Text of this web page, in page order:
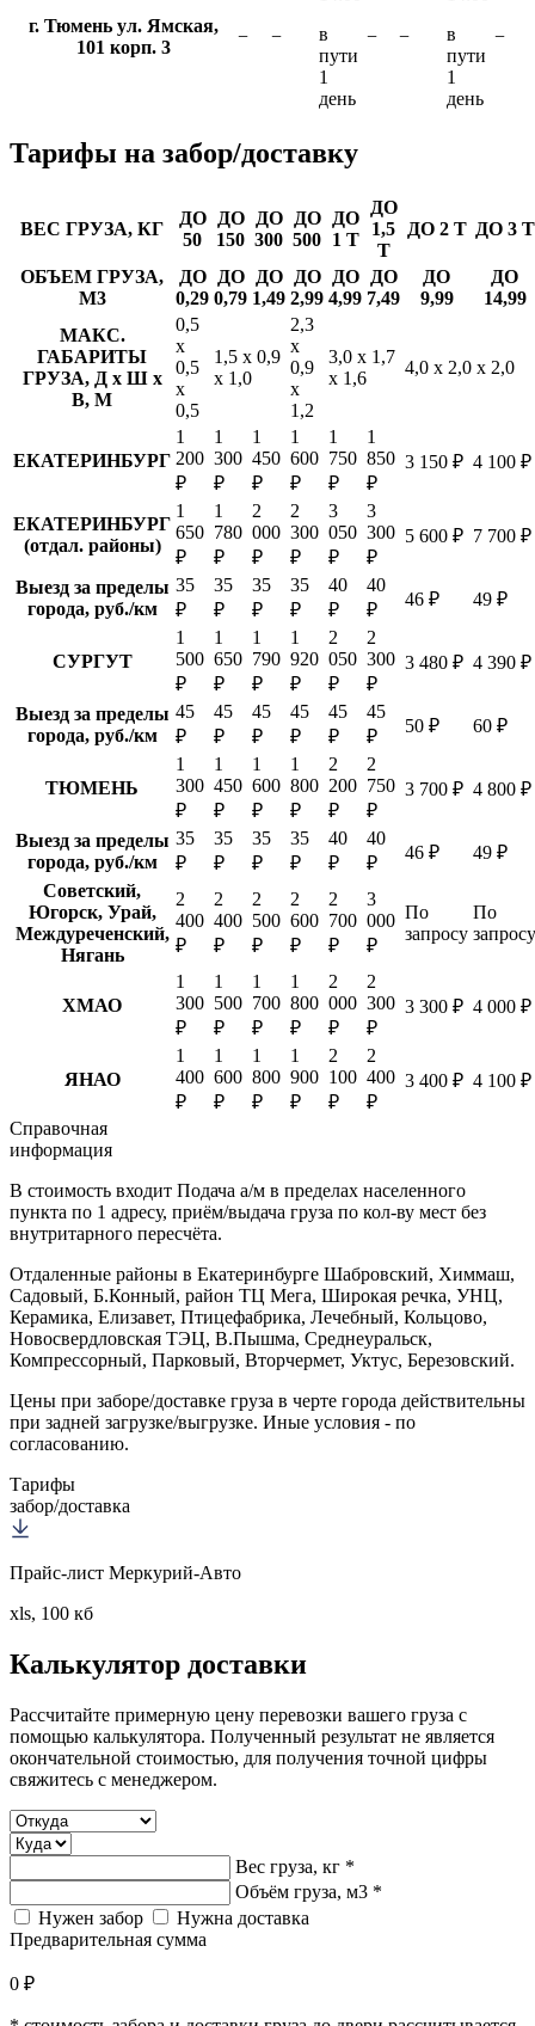
г. Тюмень ул. Ямская,
101 корп. 3
− −
в
пути
1
день
− −
в
пути
1
день
−
Тарифы на забор/доставку
ВЕС ГРУЗА, КГ
ДО
50
ДО
150
ДО
300
ДО
500
ДО
1 Т
ДО
1,5
Т
ДО 2 Т ДО 3 Т
ОБЪЕМ ГРУЗА,
М3
ДО
0,29
ДО
0,79
ДО
1,49
ДО
2,99
ДО
4,99
ДО
7,49
ДО
9,99
ДО
14,99
МАКС.
ГАБАРИТЫ
ГРУЗА, Д х Ш х
В, М
0,5
х
0,5
х
0,5
1,5 х 0,9
х 1,0
2,3
х
0,9
х
1,2
3,0 х 1,7
х 1,6
4,0 х 2,0 х 2,0
ЕКАТЕРИНБУРГ
1
200
₽
1
300
₽
1
450
₽
1
600
₽
1
750
₽
1
850
₽
3 150 ₽ 4 100 ₽
ЕКАТЕРИНБУРГ
(отдал. районы)
1
650
₽
1
780
₽
2
000
₽
2
300
₽
3
050
₽
3
300
₽
5 600 ₽ 7 700 ₽
Выезд за пределы
города, руб./км
35
₽
35
₽
35
₽
35
₽
40
₽
40
₽
46 ₽ 49 ₽
СУРГУТ
1
500
₽
1
650
₽
1
790
₽
1
920
₽
2
050
₽
2
300
₽
3 480 ₽ 4 390 ₽
Выезд за пределы
города, руб./км
45
₽
45
₽
45
₽
45
₽
45
₽
45
₽
50 ₽ 60 ₽
ТЮМЕНЬ
1
300
₽
1
450
₽
1
600
₽
1
800
₽
2
200
₽
2
750
₽
3 700 ₽ 4 800 ₽
Выезд за пределы
города, руб./км
35
₽
35
₽
35
₽
35
₽
40
₽
40
₽
46 ₽
49 ₽
Советский,
Югорск, Урай,
Междуреченский,
Нягань
2
400
₽
2
400
₽
2
500
₽
2
600
₽
2
700
₽
3
000
₽
По
запросу
По
запросу
ХМАО
1
300
₽
1
500
₽
1
700
₽
1
800
₽
2
000
₽
2
300
₽
3 300 ₽ 4 000 ₽
ЯНАО
1
400
₽
1
600
₽
1
800
₽
1
900
₽
2
100
₽
2
400
₽
3 400 ₽ 4 100 ₽
Справочная
информация
В стоимость входит Подача а/м в пределах населенного
пункта по 1 адресу, приём/выдача груза по кол-ву мест без
внутритарного пересчёта.
Отдаленные районы в Екатеринбурге Шабровский, Химмаш,
Садовый, Б.Конный, район ТЦ Мега, Широкая речка, УНЦ,
Керамика, Елизавет, Птицефабрика, Лечебный, Кольцово,
Новосвердловская ТЭЦ, В.Пышма, Среднеуральск,
Компрессорный, Парковый, Вторчермет, Уктус, Березовский.
Цены при заборе/доставке груза в черте города действительны
при задней загрузке/выгрузке. Иные условия - по
согласованию.
Тарифы
забор/доставка
Прайс-лист Меркурий-Авто
xls, 100 кб
Калькулятор доставки
Рассчитайте примерную цену перевозки вашего груза с
помощью калькулятора. Полученный результат не является
окончательной стоимостью, для получения точной цифры
свяжитесь с менеджером.
Вес груза, кг *
Объём груза, м3 *
Нужен забор
Нужна доставка
Предварительная сумма
0 ₽